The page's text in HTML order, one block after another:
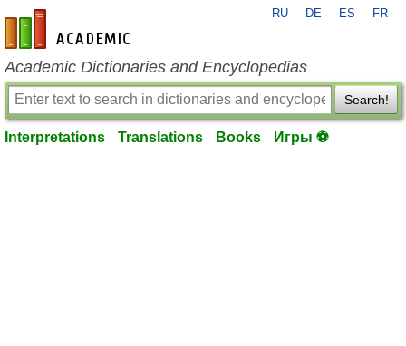
en-academic.com
RU DE ES FR
Academic Dictionaries and Encyclopedias
Search!
Interpretations Translations Books Игры ⚽